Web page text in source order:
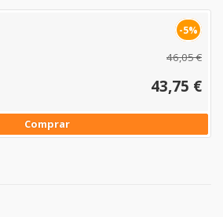
-5%
46,05 €
43,75 €
Comprar